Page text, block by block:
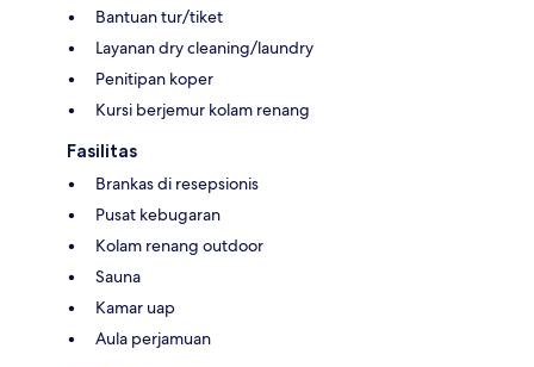
Bantuan tur/tiket
Layanan dry cleaning/laundry
Penitipan koper
Kursi berjemur kolam renang
Fasilitas
Brankas di resepsionis
Pusat kebugaran
Kolam renang outdoor
Sauna
Kamar uap
Aula perjamuan